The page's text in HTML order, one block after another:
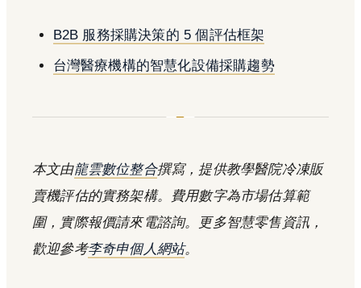
B2B 服務採購決策的 5 個評估框架
台灣醫療機構的智慧化設備採購趨勢
本文由龍雲數位整合撰寫，提供教學醫院冷凍販
賣機評估的實務架構。費用數字為市場估算範
圍，實際報價請來電諮詢。更多智慧零售資訊，
歡迎參考李奇申個人網站。